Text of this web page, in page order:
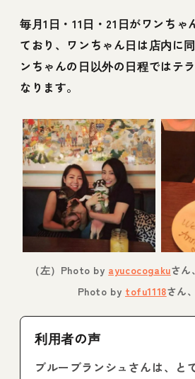
毎月1日・11日・21日がワンちゃ
ており、ワンちゃん日は店内に
ンちゃんの日以外の日程ではテ
なります。
（左）Photo by ayucocogakuさん
Photo by tofu1118さん
利用者の声
ブルーブランシュさんは、と